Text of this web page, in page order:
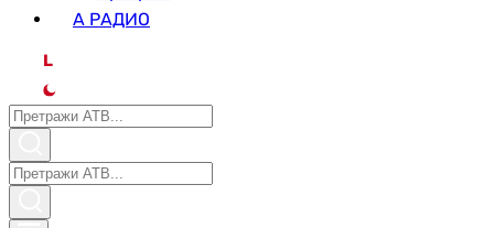
А РАДИО
L